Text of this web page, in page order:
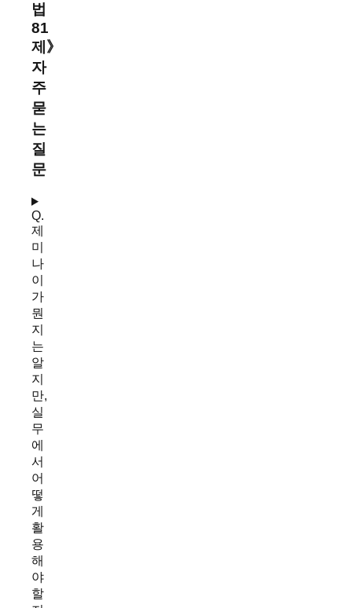
법
81
제 》
자
주
묻
는
질
문
Q.
제
미
나
이
가
뭔
지
는
알
지
만,
실
무
에
서
어
떻
게
활
용
해
야
할